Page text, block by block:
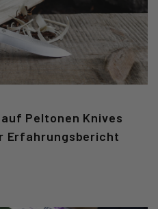
Peltonen Knives
Erfahrungsbericht